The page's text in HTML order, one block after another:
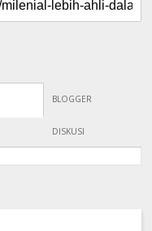
BLOGGER
DISKUSI